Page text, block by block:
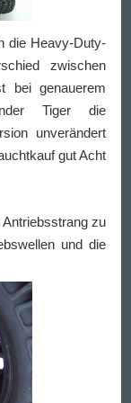
die Heavy-Duty-
zwischen
bei genauerem
Tiger die
unverändert
gut Acht
zu
und die